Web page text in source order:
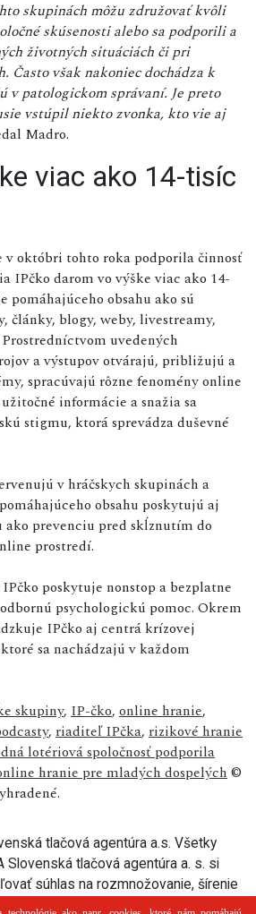
skupinách môžu združovať kvôli
skúsenosti alebo sa podporili a
životných situáciách či pri
Často však nakoniec dochádza k
v patologickom správaní. Je preto
vstúpil niekto zvonka, kto vie aj
Madro.
viac ako 14-tisíc
v októbri tohto roka podporila činnosť
IPčko darom vo výške viac ako 14-
pomáhajúceho obsahu ako sú
články, blogy, weby, livestreamy,
uvedených
a výstupov otvárajú, približujú a
spracúvajú rôzne fenomény online
informácie a snažia sa
stigmu, ktorá sprevádza duševné
v hráčskych skupinách a
obsahu poskytujú aj
ako prevenciu pred skĺznutím do
prostredí.
poskytuje nonstop a bezplatne
psychologickú pomoc. Okrem
IPčko aj centrá krízovej
sa nachádzajú v každom
skupiny, IP-čko, online hranie,
, riaditeľ IPčka, rizikové hranie
lotériová spoločnosť podporila
hranie pre mladých dospelých ©
tlačová agentúra a.s. Všetky
Slovenská tlačová agentúra a. s. si
súhlas na rozmnožovanie, šírenie